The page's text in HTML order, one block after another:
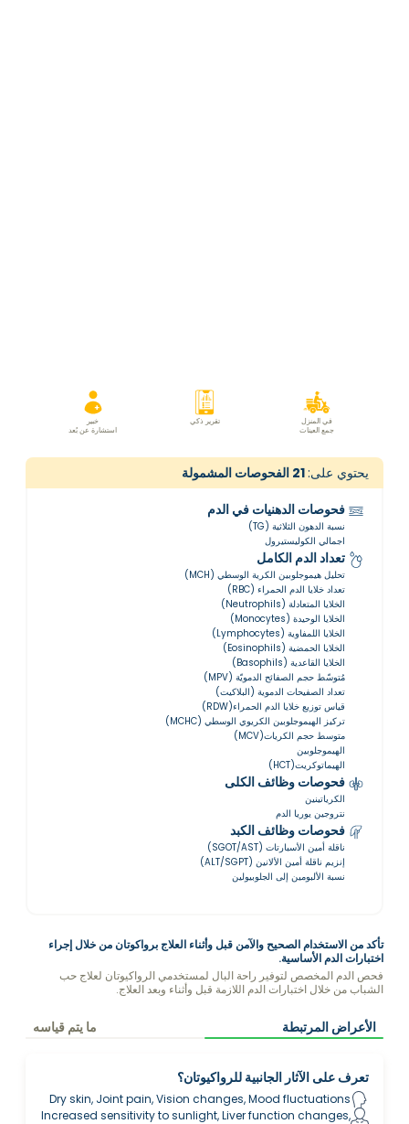
في المنزل
جمع العينات
تقرير ذكي
خبير
استشارة عن بُعد
يحتوي على:21 الفحوصات المشمولة
فحوصات الدهنيات في الدم
نسبة الدهون الثلاثية (TG)
اجمالي الكوليستيرول
تعداد الدم الكامل
تحليل هيموجلوبين الكرية الوسطي (MCH)
تعداد خلايا الدم الحمراء (RBC)
الخلايا المتعادلة (Neutrophils)
الخلايا الوحيدة (Monocytes)
الخلايا اللمفاوية (Lymphocytes)
الخلايا الحمضية (Eosinophils)
الخلايا القاعدية (Basophils)
مُتوسّط ​​حجم الصفائح الدمويّة (MPV)
تعداد الصفيحات الدموية (البلاكيت)
قياس توزيع خلايا الدم الحمراء(RDW)
تركيز الهيموجلوبين الكريوي الوسطي (MCHC)
متوسط حجم الكريات(MCV)
الهيموجلوبين
الهيماتوكريت(HCT)
فحوصات وظائف الكلى
الكرياتينين
نتروجين يوريا الدم
فحوصات وظائف الكبد
ناقلة أمين الأسبارتات (SGOT/AST)
إنزيم ناقلة أمين الألانين (ALT/SGPT)
نسبة الألبومين إلى الجلوبيولين
تأكد من الاستخدام الصحيح والآمن قبل وأثناء العلاج برواكوتان من خلال إجراء
اختبارات الدم الأساسية.
فحص الدم المخصص لتوفير راحة البال لمستخدمي الرواكيوتان لعلاج حب
الشباب من خلال اختبارات الدم اللازمة قبل وأثناء وبعد العلاج.
الأعراض المرتبطة ما يتم قياسه
تعرف على الآثار الجانبية للرواكيوتان؟
Dry skin, Joint pain, Vision changes, Mood fluctuations
Increased sensitivity to sunlight, Liver function changes,